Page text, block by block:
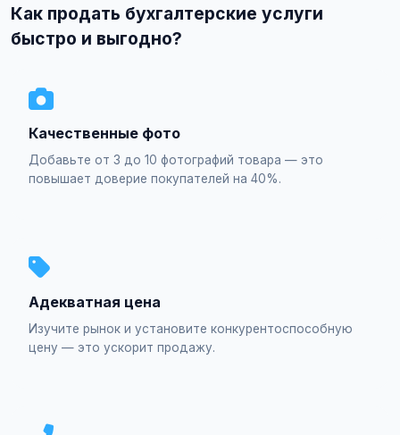
Как продать бухгалтерские услуги
быстро и выгодно?
Качественные фото
Добавьте от 3 до 10 фотографий товара — это
повышает доверие покупателей на 40%.
Адекватная цена
Изучите рынок и установите конкурентоспособную
цену — это ускорит продажу.